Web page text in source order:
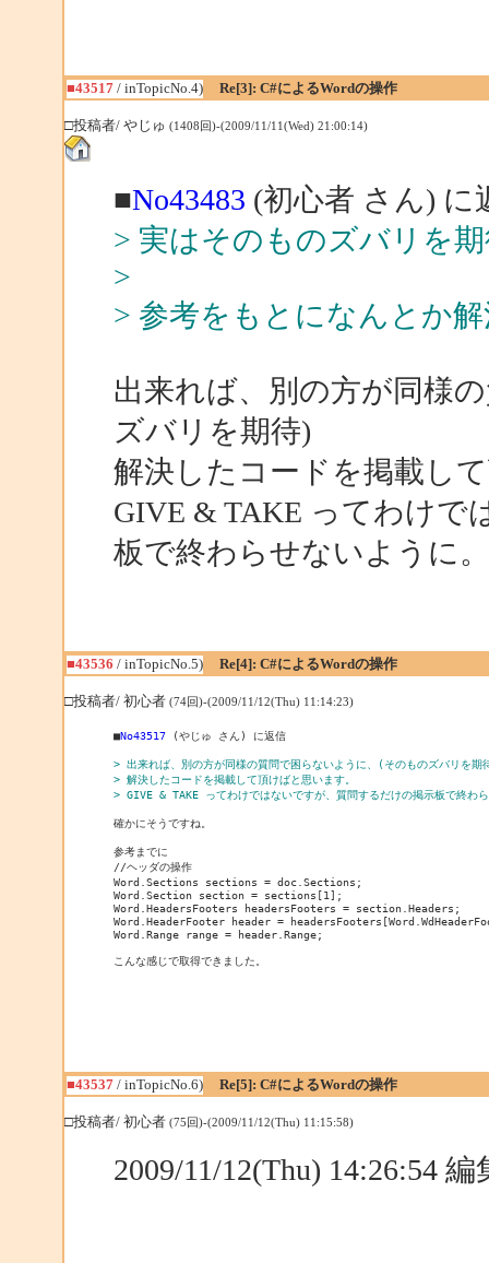
■43517/ inTopicNo.4) Re[3]: C#によるWordの操作
□投稿者/ やじゅ (1408回)-(2009/11/11(Wed) 21:00:14)
■No43483 (初心者 さん) に
> 実はそのものズバリを
>
> 参考をもとになんとか
出来れば、別の方が同様
ズバリを期待)
解決したコードを掲載し
GIVE & TAKE ってわけで
板で終わらせないように。
■43536 / inTopicNo.5) Re[4]: C#によるWordの操作
□投稿者/ 初心者 (74回)-(2009/11/12(Thu) 11:14:23)
■No43517 (やじゅ さん) に返信
> 出来れば、別の方が同様の質問で困らないように、(そのものズバリを期
> 解決したコードを掲載して頂けばと思います。
> GIVE & TAKE ってわけではないですが、質問するだけの掲示板で終わ
確かにそうですね。
参考までに
//ヘッダの操作
Word.Sections sections = doc.Sections;
Word.Section section = sections[1];
Word.HeadersFooters headersFooters = section.Headers;
Word.HeaderFooter header =
Word.Range range = header.Range;
こんな感じで取得できました。
■43537/ inTopicNo.6) Re[5]: C#によるWordの操作
□投稿者/ 初心者 (75回)-(2009/11/12(Thu) 11:15:58)
2009/11/12(Thu) 14:26:54